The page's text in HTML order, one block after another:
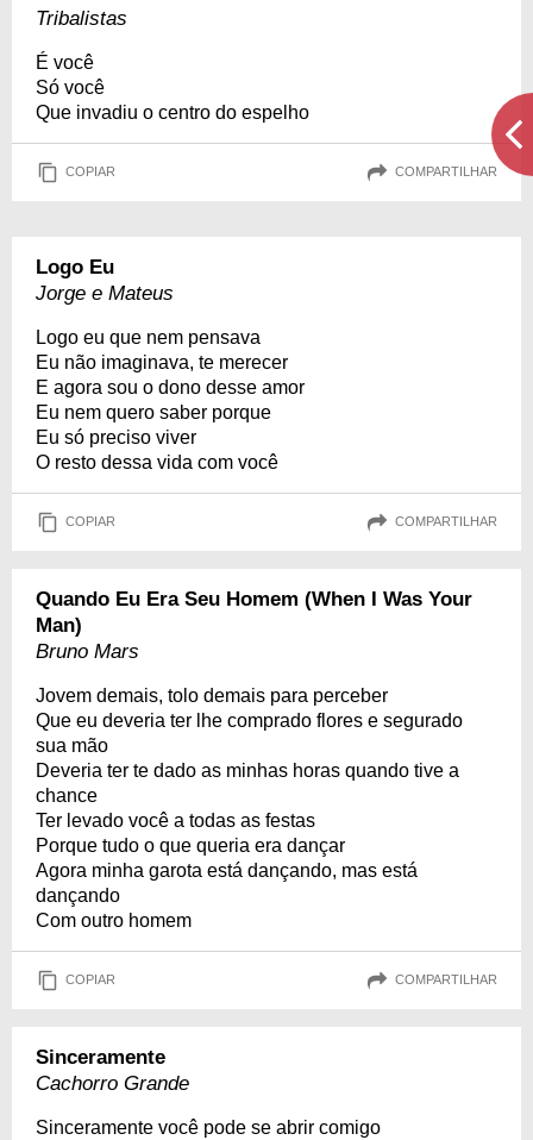
Tribalistas
É você
Só você
Que invadiu o centro do espelho
COPIAR COMPARTILHAR
Logo Eu
Jorge e Mateus
Logo eu que nem pensava
Eu não imaginava, te merecer
E agora sou o dono desse amor
Eu nem quero saber porque
Eu só preciso viver
O resto dessa vida com você
COPIAR COMPARTILHAR
Quando Eu Era Seu Homem (When I Was Your
Man)
Bruno Mars
Jovem demais, tolo demais para perceber
Que eu deveria ter lhe comprado flores e segurado
sua mão
Deveria ter te dado as minhas horas quando tive a
chance
Ter levado você a todas as festas
Porque tudo o que queria era dançar
Agora minha garota está dançando, mas está
dançando
Com outro homem
COPIAR COMPARTILHAR
Sinceramente
Cachorro Grande
Sinceramente você pode se abrir comigo